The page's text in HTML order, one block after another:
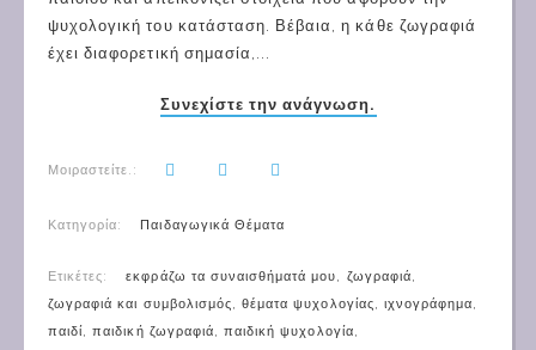
ψυχολογική του κατάσταση. Βέβαια, η κάθε ζωγραφιά
έχει διαφορετική σημασία,...
Συνεχίστε την ανάγνωση.
Μοιραστείτε.:
Κατηγορία: Παιδαγωγικά Θέματα
Ετικέτες: εκφράζω τα συναισθήματά μου, ζωγραφιά,
ζωγραφιά και συμβολισμός,θέματα ψυχολογίας, ιχνογράφημα,
παιδί,παιδική ζωγραφιά,παιδική ψυχολογία,